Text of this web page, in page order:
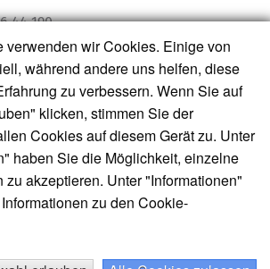
44 190
verwenden wir Cookies. Einige von
während andere uns helfen, diese
zu verbessern. Wenn Sie auf
klicken, stimmen Sie der
Cookies auf diesem Gerät zu. Unter
haben Sie die Möglichkeit, einzelne
akzeptieren. Unter "Informationen"
zu den Cookie-